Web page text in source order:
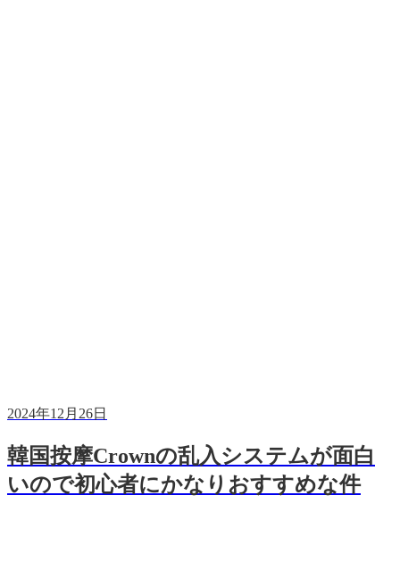
2024年12月26日
韓国按摩Crownの乱入システムが面白
いので初心者にかなりおすすめな件